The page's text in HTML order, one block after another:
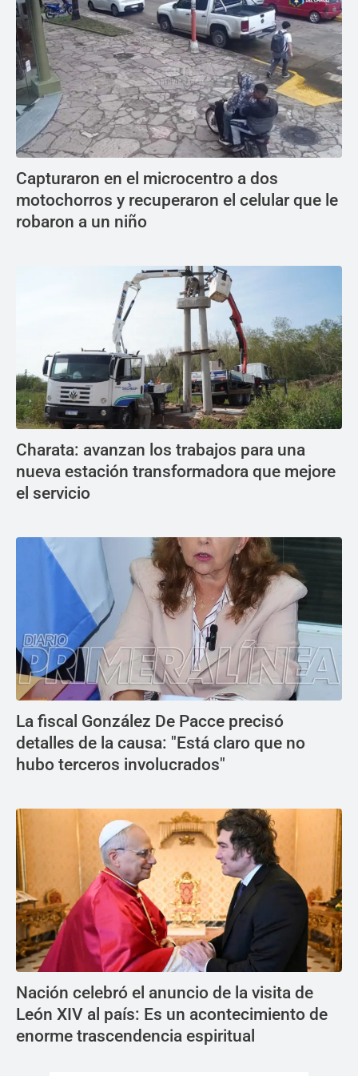
Capturaron en el microcentro a dos
motochorros y recuperaron el celular que le
robaron a un niño
Charata: avanzan los trabajos para una
nueva estación transformadora que mejore
el servicio
La fiscal González De Pacce precisó
detalles de la causa: "Está claro que no
hubo terceros involucrados"
Nación celebró el anuncio de la visita de
León XIV al país: Es un acontecimiento de
enorme trascendencia espiritual